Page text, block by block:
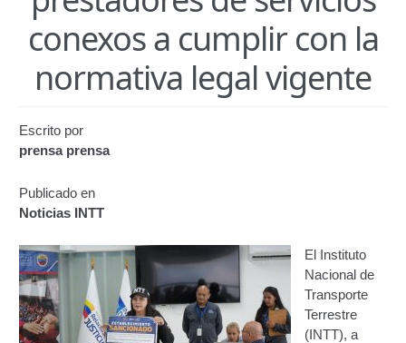
Certificación de Datos para Efectos Consulares con
Apostilla Electrónica
Emisión de Nuevo Certificado de Registro de
Vehículo (Duplicado) Automatizado
Renovación de Licencia para Conducir (Servicio
Automatizado)
Autorización para la circulación de Vehículo Sobre
Biblioteca
Búsqueda Predictiva Woocommerce
conexos a cumplir con la
normativa legal vigente
Escrito por
prensa prensa
Publicado en
Noticias INTT
El Instituto
Nacional de
Transporte
Terrestre
(INTT), a